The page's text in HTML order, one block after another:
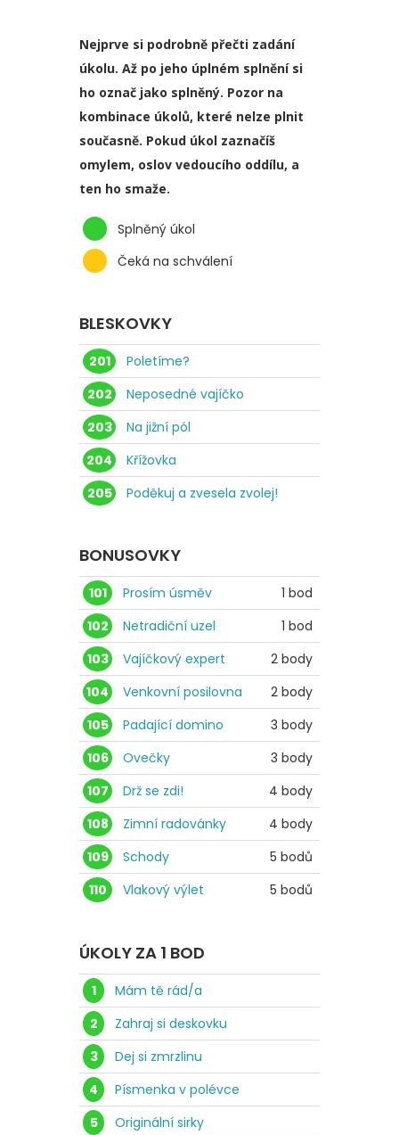
Nejprve si podrobně přečti zadání
úkolu. Až po jeho úplném splnění si
ho označ jako splněný. Pozor na
kombinace úkolů, které nelze plnit
současně. Pokud úkol zaznačíš
omylem, oslov vedoucího oddílu, a
ten ho smaže.
Splněný úkol
Čeká na schválení
BLESKOVKY
201
Poletíme?
202
Neposedné vajíčko
203
Na jižní pól
204
Křížovka
205
Poděkuj a zvesela zvolej!
BONUSOVKY
101 Prosím úsměv
1 bod
102
Netradiční uzel
1 bod
103
Vajíčkový expert
2 body
104
Venkovní posilovna
2 body
105
Padající domino
3 body
106
Ovečky
3 body
107
Drž se zdi!
4 body
108
Zimní radovánky
4 body
109
Schody
5 bodů
110
Vlakový výlet 5 bodů
ÚKOLY ZA 1 BOD
1
Mám tě rád/a
2
Zahraj si deskovku
3
Dej si zmrzlinu
4
Písmenka v polévce
5
Originální sirky